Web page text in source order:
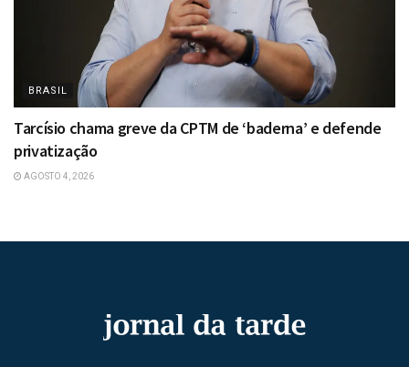
BRASIL
Tarcísio chama greve da CPTM de ‘baderna’ e defende
privatização
AGOSTO 4, 2026